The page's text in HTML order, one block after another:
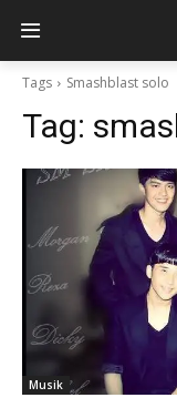
Tags Smashblast solo
Tag:
Musik